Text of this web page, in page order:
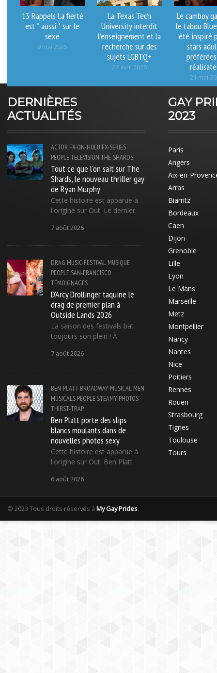
13 Rappels La fierté
est * aussi * sur le
sexe
9 mai 2025
La Texas Tech
University interdit
l’enseignement et la
recherche sur des
sujets LGBTQ+
27 avril 2026
Le camboy
le tabou
été inspiré
stars
21 mai
DERNIÈRES
ACTUALITÉS
ACTOR FX-ON-HULU FX-SERIES
PEOPLETELEVISION THE-SHARDS
Tout ce que l'on sait sur The
Shards, le nouveau thriller gay
de Ryan Murphy
Cette histoire est apparue à
l'origine sur Out. Le dernier
7 août 2026
DRAG MUSIC-FESTIVAL MUSIQUE
PEOPLE SAN-FRANCISCO
TÉMOIGNAGES
D'Arcy Drollinger taquine le
drag de premier plan à
Outside Lands 2026
La saison des festivals bat
toujours son plein ! À
7 août 2026
BEN-PLATT BROADWAY-MUSICAL MEN
MUSICALS PEOPLE STEAMY-PHOTOS
THIRST-TRAP
Ben Platt porte des slips
blancs moulants dans de
nouvelles photos sexy
Cette histoire est apparue à
l'origine sur Out. Ben Platt
6 août 2026
GAY
2023
Paris
Angers
Aix-en-
Arras
Biarritz
Bordeaux
Caen
Dijon
Grenoble
Lille
Lyon
Le Mans
Marseille
Metz
Montpellier
Nancy
Nantes
Nice
Poitiers
Rennes
Rouen
Strasbourg
Tignes
Toulouse
Tours
© 2023 Tous droits réservés à My Gay Prides.